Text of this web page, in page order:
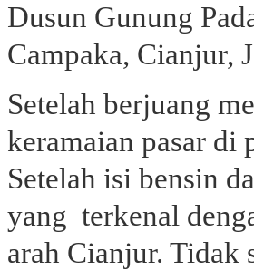
Dusun Gunung
Campaka, Cianjur,
Setelah berjuang
keramaian pasar
Setelah isi bensin
yang terkenal
arah Cianjur. Tidak